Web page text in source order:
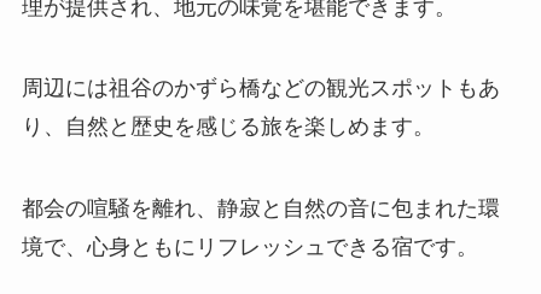
理が提供され、地元の味覚を堪能できます。
​周辺には祖谷のかずら橋などの観光スポットもあ
り、自然と歴史を感じる旅を楽しめます。
​都会の喧騒を離れ、静寂と自然の音に包まれた環
境で、心身ともにリフレッシュできる宿です。